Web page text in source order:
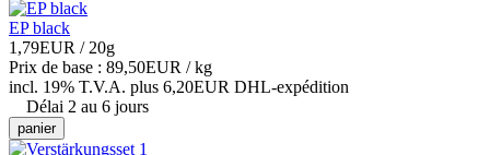
EP black
1,79EUR / 20g
Prix de base : 89,50EUR /kg
incl. 19% T.V.A. plus 6,20EUR DHL-expédition
Délai 2 au 6 jours
panier